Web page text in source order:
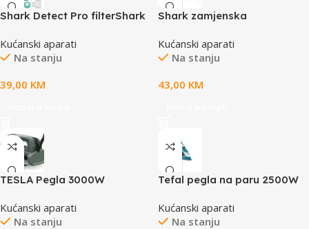
Shark Detect Pro filterShark
Kućanski aparati
Na stanju
39,00 KM
Shark zamjenska
modelima: IZ400EU/Tseriji,
IW3611EU
Kućanski aparati
Na stanju
43,00 KM
TESLA Pegla 3000W
Kućanski aparati
Na stanju
Tefal pegla na paru 2500W
Kućanski aparati
Na stanju